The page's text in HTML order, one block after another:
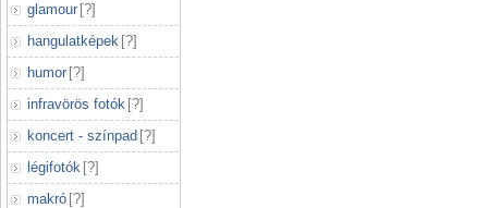
glamour [?]
hangulatképek [?]
humor [?]
infravörös fotók [?]
koncert - színpad [?]
légifotók [?]
makró [?]